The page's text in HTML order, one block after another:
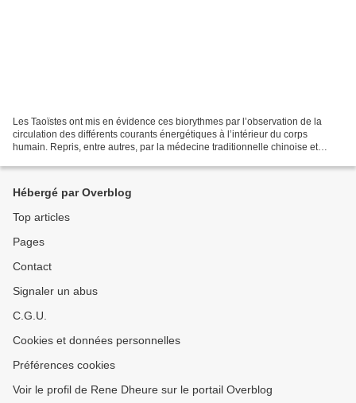
Les Taoïstes ont mis en évidence ces biorythmes par l’observation de la
circulation des différents courants énergétiques à l’intérieur du corps
humain. Repris, entre autres, par la médecine traditionnelle chinoise et
Hébergé par Overblog
Top articles
Pages
Contact
Signaler un abus
C.G.U.
Cookies et données personnelles
Préférences cookies
Voir le profil de Rene Dheure sur le portail Overblog